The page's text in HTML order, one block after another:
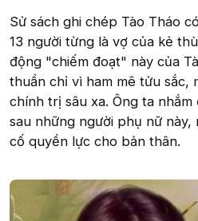
Sử sách ghi chép Tào Tháo
13 người từng là vợ của kẻ
động "chiếm đoạt" này của
thuần chỉ vì ham mê tửu sắc,
chính trị sâu xa. Ông ta
sau những người phụ nữ này,
cố quyền lực cho bản thân.